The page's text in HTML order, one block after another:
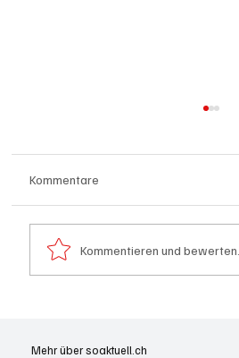
Kommentare
Kommentieren und bewerten...
Mehr über soaktuell.ch